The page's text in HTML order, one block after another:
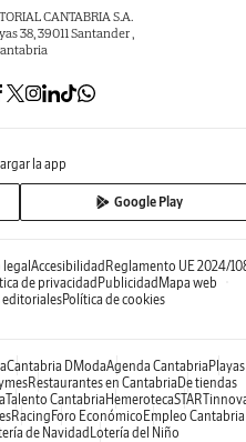
CANTABRIA S.A.
38, 39011 Santander ,
la app
Google Play
legalAccesibilidadReglamento UE 2024/
de privacidadPublicidadMapa web
Política de cookies
Cantabria DModaAgenda CantabriaPlayas
Restaurantes en CantabriaDe tiendas
Talento CantabriaHemeroteca
RacingForo EconómicoEmpleo Cantabria
de NavidadLotería del Niño